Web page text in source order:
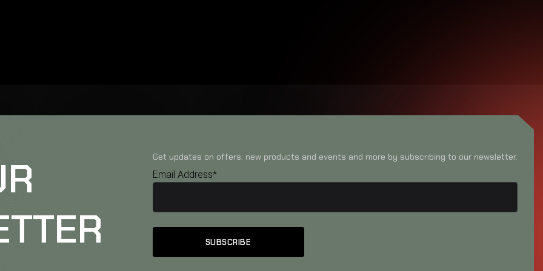
Get updates on offers, new products and events and more by subscribing to our newsletter.
Email Address*